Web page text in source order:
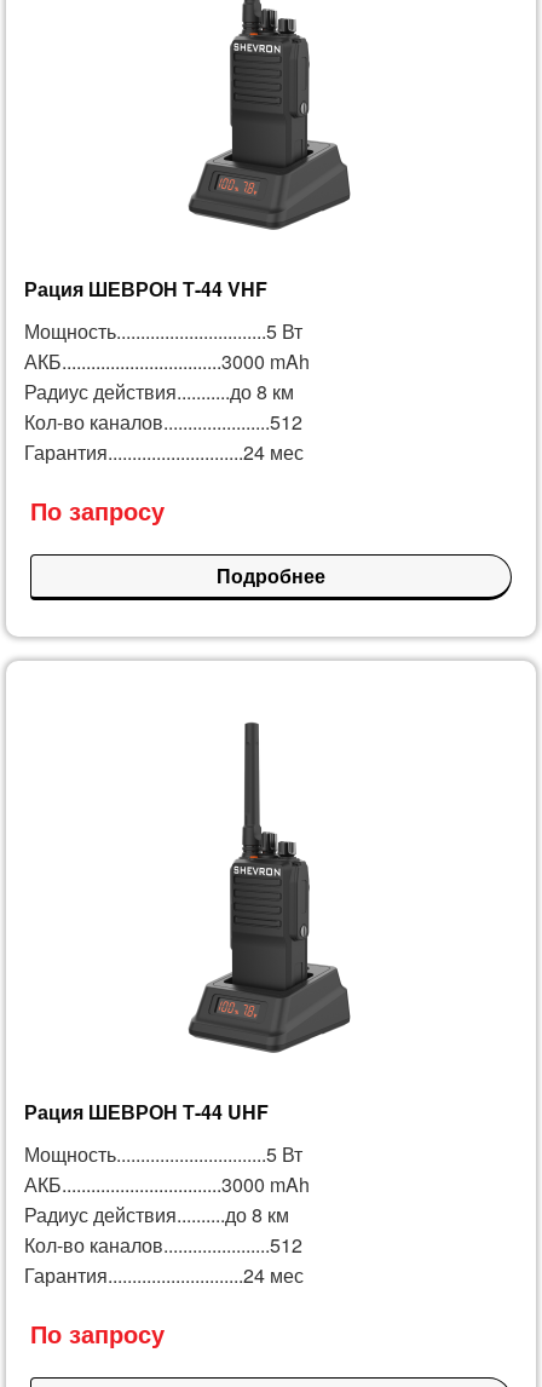
Рация ШЕВРОН Т-44 VHF
Мощность...............................5 Вт
АКБ.................................3000 mAh
Радиус действия...........до 8 км
Кол-во каналов......................512
Гарантия............................24 мес
По запросу
Подробнее
Рация ШЕВРОН Т-44 UHF
Мощность...............................5 Вт
АКБ.................................3000 mAh
Радиус действия..........до 8 км
Кол-во каналов......................512
Гарантия............................24 мес
По запросу